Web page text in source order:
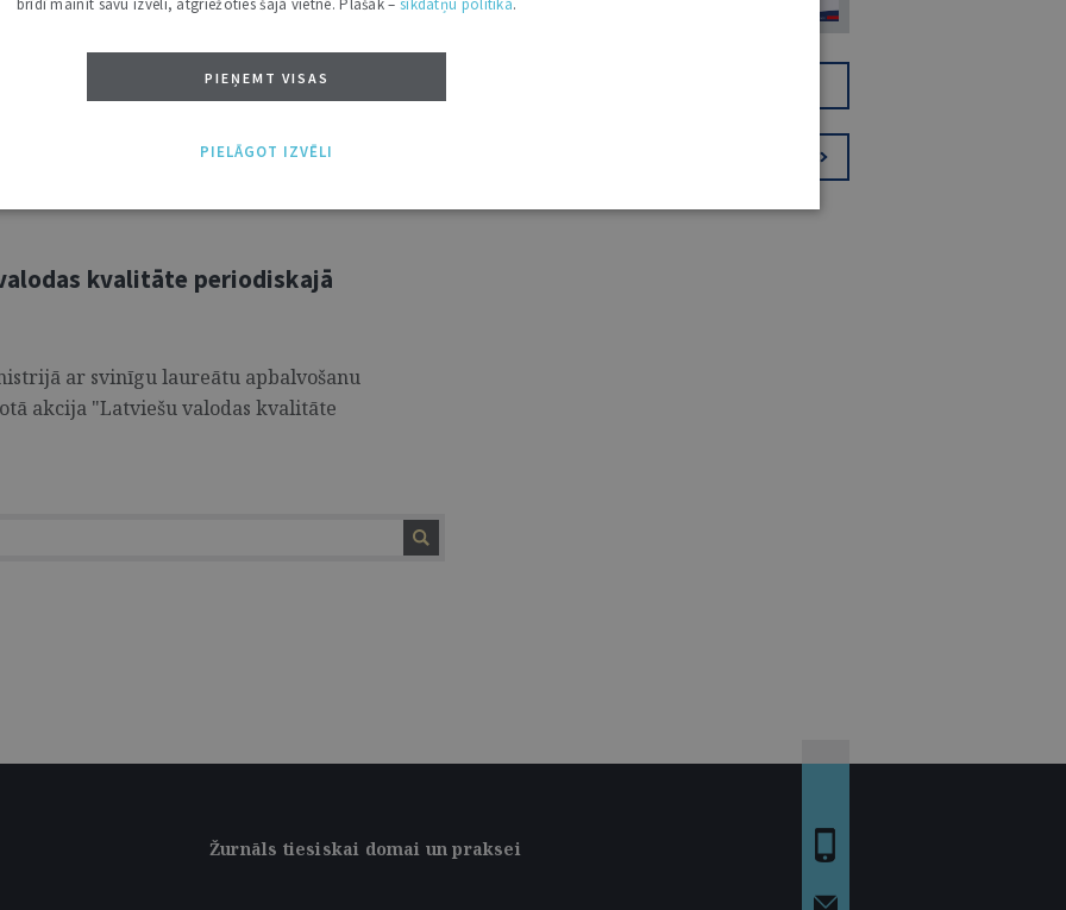
tiesību aktu un citu starptautisko
– nozaru speciālistiem ministrijās,
citiem ekspertiem. Taču noderīgu
studiju programmu studenti un
kvalitāte periodiskajā
ar svinīgu laureātu apbalvošanu
akcija "Latviešu valodas kvalitāte
Žurnāls tiesiskai domai un praksei
brīdī mainīt savu izvēli, atgriežoties šajā vietnē. Plašāk – sīkdatņu politikā.
PIEŅEMT VISAS
PIELĀGOT IZVĒLI